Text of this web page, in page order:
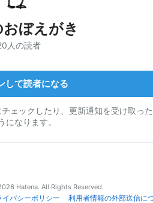
ぼえがき
人の読者
して読者になる
ェックしたり、更新通知を受け取っ
になります。
Hatena. All Rights Reserved.
イバシーポリシー 利用者情報の外部送信に